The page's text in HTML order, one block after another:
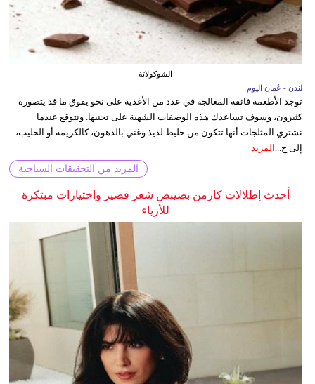
الشوكولاتة
لندن - عُمان اليوم
توجد الأطعمة فائقة المعالجة في عدد من الأغذية على نحو يفوق ما قد يتصوره
كثيرون، وسوف تساعدك هذه الوصفات الشهية على تجنبها. ونتوقع عندما
نشتري المثلجات أنها تتكون من خليط لذيذ وغني بالدهون، كالكريمة أو الحليب،
إلى ج...
المزيد
المزيد من التحقيقات السياحية
أحدث إطلالات كارمن بصيبص شعر قصير واختيارات مبتكرة
للأزياء